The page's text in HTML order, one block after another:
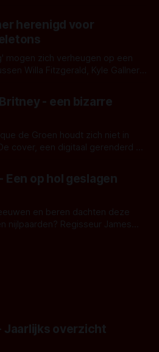
Het topic deze keer is (kon
Kijk je mee?
herenigd voor
mogen zich verheugen op een
Willa Fitzgerald, Kyle Gallner
feature waarvoor de
- een bizarre
de Groen houdt zich niet in
cover, een digitaal gerenderd en
maar onheilspellends,
De Groen met ieder woord
Een op hol geslagen
en beren dachten deze
nijlpaarden? Regisseur James
Jaarlijks overzicht